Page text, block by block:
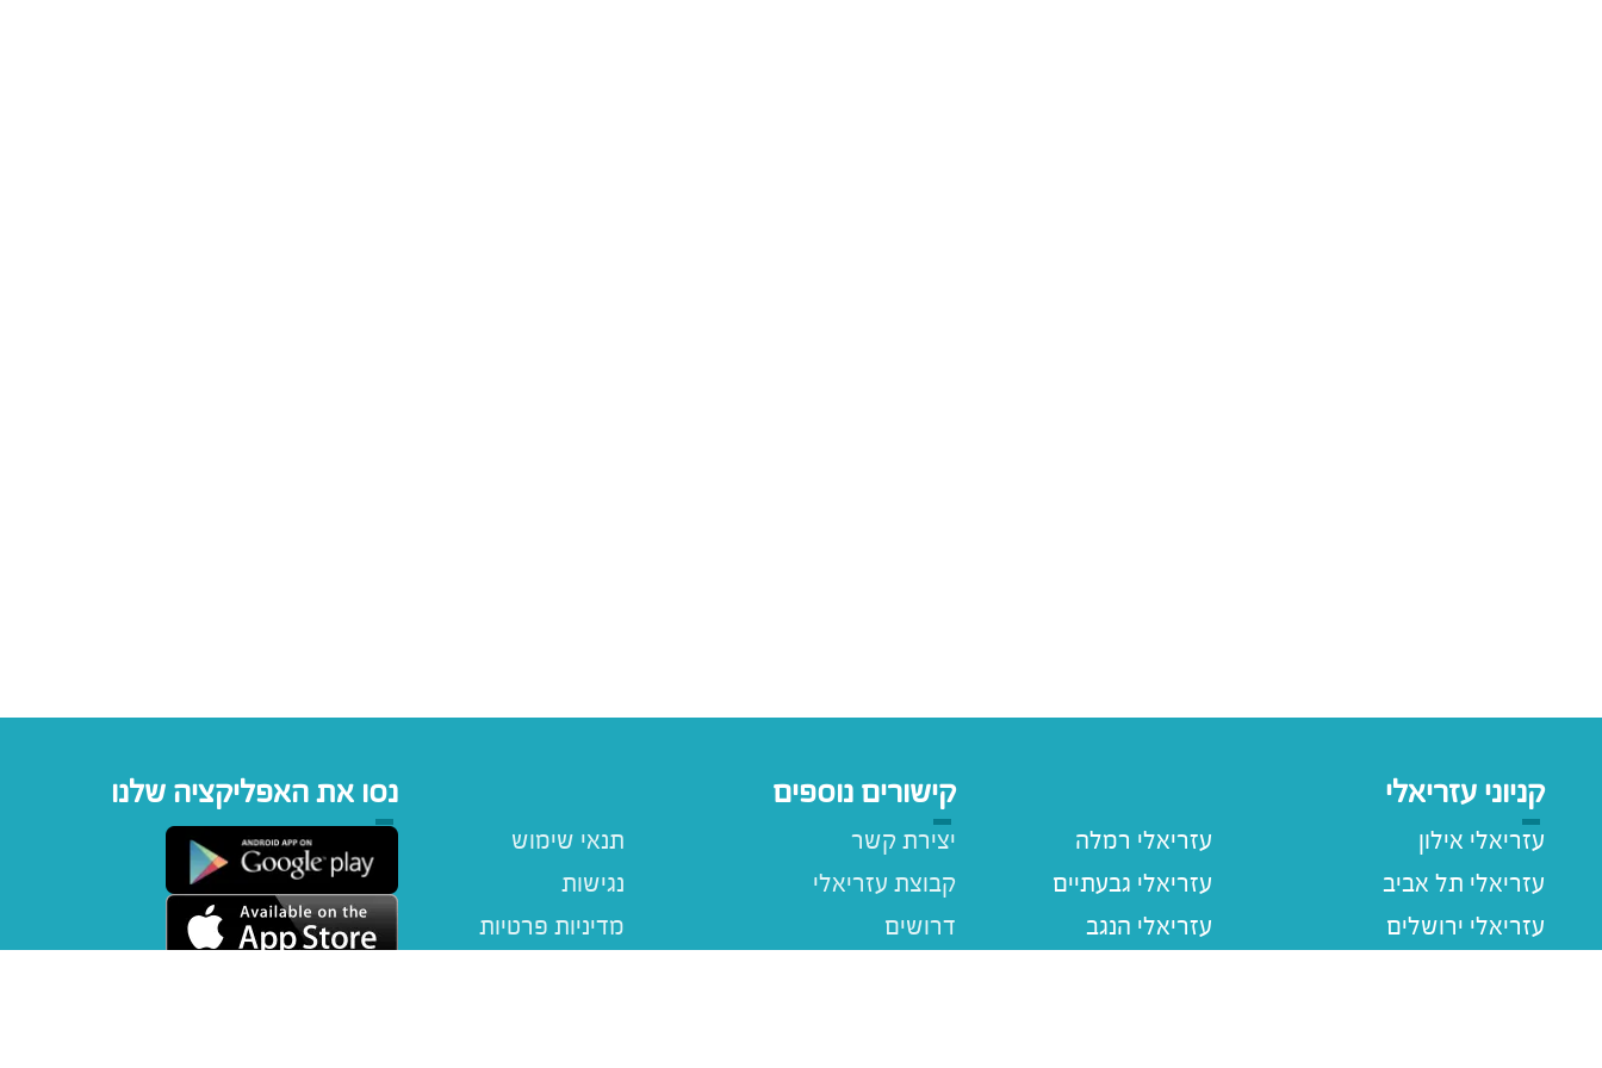
קניוני עזריאלי
עזריאלי אילון
עזריאלי תל אביב
עזריאלי ירושלים
עזריאלי רמלה
עזריאלי גבעתיים
עזריאלי הנגב
קישורים נוספים
תנאי שימוש
נגישות
מדיניות פרטיות
יצירת קשר
קבוצת עזריאלי
דרושים
נסו את האפליקציה שלנו